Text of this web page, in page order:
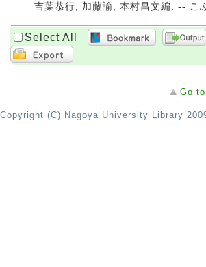
吉葉恭行, 加藤諭, 本村昌文編. -- こ
Select All
Go
Copyright (C) Nagoya University Library